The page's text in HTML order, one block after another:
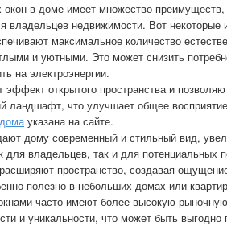
окон в доме имеет множество
владельцев недвижимости. Вот некоторые
максимальное количество
и уютными. Это может снизить
на электроэнергии.
открытого пространства и
ландшафт, что улучшает общее
указана на сайте.
дому современный и стильный вид,
для владельцев, так и для потенциальных
пространство, создавая
полезно в небольших домах или
часто имеют более высокую
и уникальности, что может быть